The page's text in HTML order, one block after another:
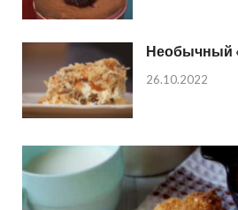
Необычный
26.10.2022